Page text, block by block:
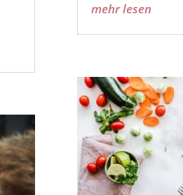
mehr lesen